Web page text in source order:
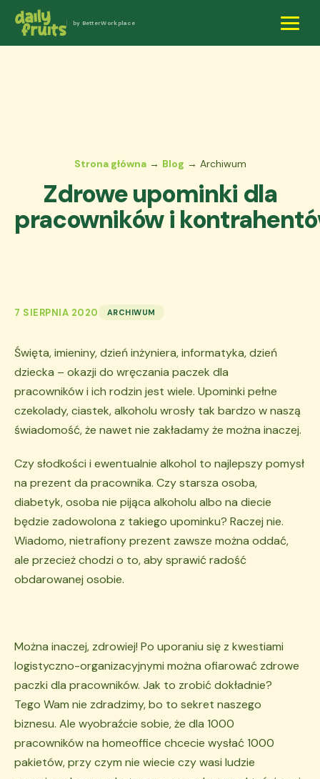
by BetterWorkplace
Strona główna→ Blog → Archiwum
Zdrowe upominki dla
pracowników i
7 SIERPNIA 2020 ARCHIWUM
Święta, imieniny, dzień inżyniera, informatyka, dzień
dziecka – okazji do wręczania paczek dla
pracowników i ich rodzin jest wiele. Upominki pełne
czekolady, ciastek, alkoholu wrosły tak bardzo w naszą
świadomość, że nawet nie zakładamy że można inaczej.
Czy słodkości i ewentualnie alkohol to najlepszy pomysł
na prezent da pracownika. Czy starsza osoba,
diabetyk, osoba nie pijąca alkoholu albo na diecie
będzie zadowolona z takiego upominku? Raczej nie.
Wiadomo, nietrafiony prezent zawsze można oddać,
ale przecież chodzi o to, aby sprawić radość
obdarowanej osobie.
Można inaczej, zdrowiej! Po uporaniu się z kwestiami
logistyczno-organizacyjnymi można ofiarować zdrowe
paczki dla pracowników. Jak to zrobić dokładnie?
Tego Wam nie zdradzimy, bo to sekret naszego
biznesu. Ale wyobraźcie sobie, że dla 1000
pracowników na homeoffice chcecie wysłać 1000
pakietów, przy czym nie wiecie czy wasi ludzie